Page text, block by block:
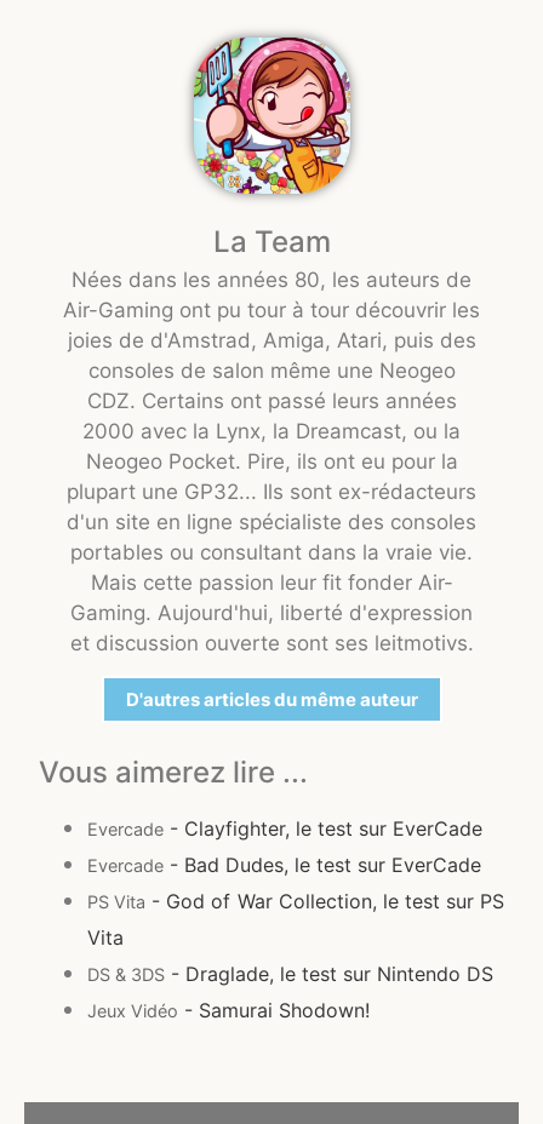
La Team
Nées dans les années 80, les auteurs de
Air-Gaming ont pu tour à tour découvrir les
joies de d'Amstrad, Amiga, Atari, puis des
consoles de salon même une Neogeo
CDZ. Certains ont passé leurs années
2000 avec la Lynx, la Dreamcast, ou la
Neogeo Pocket. Pire, ils ont eu pour la
plupart une GP32... Ils sont ex-rédacteurs
d'un site en ligne spécialiste des consoles
portables ou consultant dans la vraie vie.
Mais cette passion leur fit fonder Air-
Gaming. Aujourd'hui, liberté d'expression
et discussion ouverte sont ses leitmotivs.
D'autres articles du même auteur
Vous aimerez lire ...
Evercade - Clayfighter, le test sur EverCade
Evercade - Bad Dudes, le test sur EverCade
PS Vita - God of War Collection, le test sur PS
Vita
DS & 3DS - Draglade, le test sur Nintendo DS
Jeux Vidéo - Samurai Shodown!